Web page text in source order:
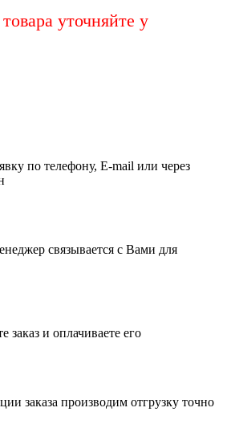
уточняйте у
по телефону, E-mail или через
связывается с Вами для
заказ и оплачиваете его
заказа производим отгрузку точно